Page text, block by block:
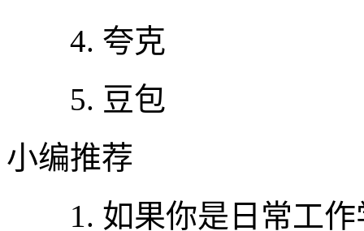
4. 夸克
5. 豆包
小编推荐
1. 如果你是日常工作